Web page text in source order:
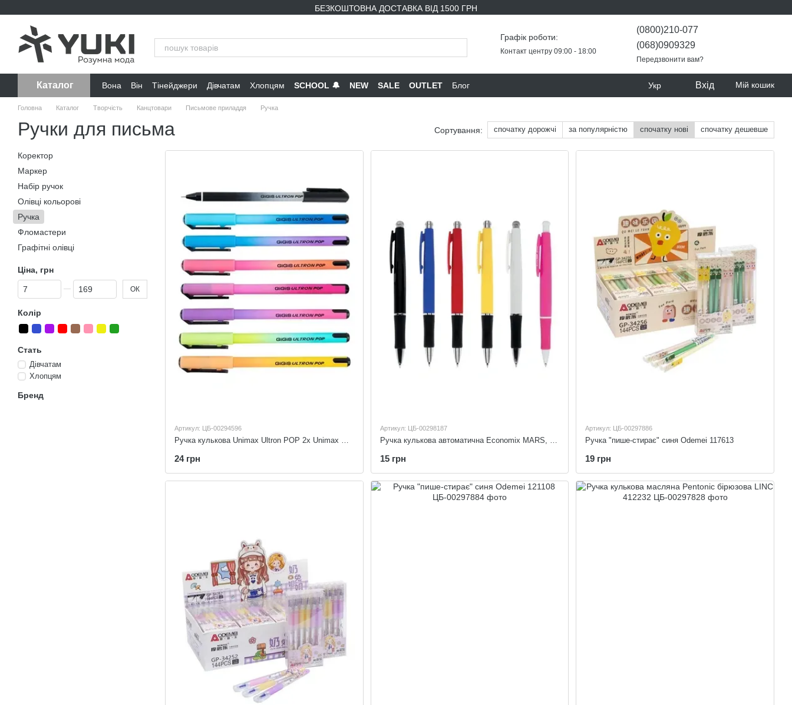
БЕЗКОШТОВНА ДОСТАВКА ВІД 1500 ГРН
Графік роботи:
Контакт центру 09:00 - 18:00
(0800)210-077
(068)0909329
Передзвонити вам?
Каталог Вона Він Тінейджери Дівчатам Хлопцям SCHOOL 🔔 NEW SALE OUTLET Блог Укр Вхід Мій кошик
Головна Каталог Творчість Канцтовари Письмове приладдя Ручка
Ручки для письма Сортування: спочатку дорожчі за популярністю спочатку нові спочатку дешевше
Артикул: ЦБ-00294596
Ручка кулькова Unimax Ultron POP 2x Unimax UX-152-02
24 грн
Артикул: ЦБ-00298187
Ручка кулькова автоматична Economix MARS, 0,5 мм. Economix E10111
15 грн
Артикул: ЦБ-00297886
Ручка "пише-стирає" синя Odemei 117613
19 грн
Коректор
Маркер
Набір ручок
Олівці кольорові
Ручка
Фломастери
Графітні олівці
Ціна, грн
Від Ціна, грн
До Ціна, грн ОК
Колір
Стать
Дівчатам
Хлопцям
Бренд